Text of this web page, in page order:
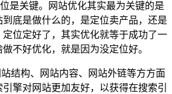
位是关键。网站优化其实最为关键的是
底是做什么的，是定位卖产品，还是
位定好了，其实优化就等于成功了一
不好优化，就是因为没定位好。
站结构、网站内容、网站外链等方方面
擎对网站更加友好，以获得在搜索引